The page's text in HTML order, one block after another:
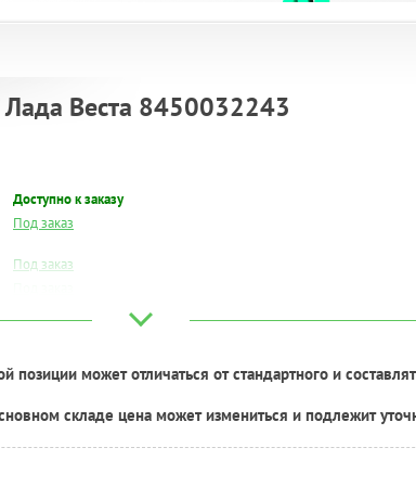
Лада Веста 8450032243
Доступно к заказу
Под заказ
Под заказ
Под заказ
позиции может отличаться от стандартного и
складе цена может измениться и подлежит